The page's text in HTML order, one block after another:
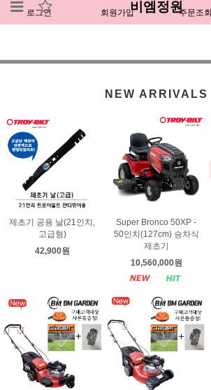
로그인 회원가입 주문조회
비엠정원
NEW ARRIVALS
제초기 공용 날(21인치,
고급형)
42,900원
Super Bronco 50XP -
50인치(127cm) 승차식
제초기
10,560,000원